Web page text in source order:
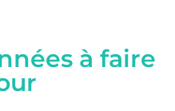
à faire